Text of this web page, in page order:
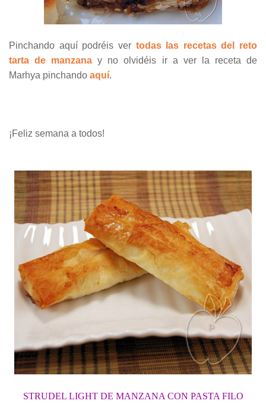
Pinchando aquí podréis ver todas las recetas del reto
tarta de manzana y no olvidéis ir a ver la receta de
Marhya pinchando aquí.
¡Feliz semana a todos!
STRUDEL LIGHT DE MANZANA CON PASTA FILO